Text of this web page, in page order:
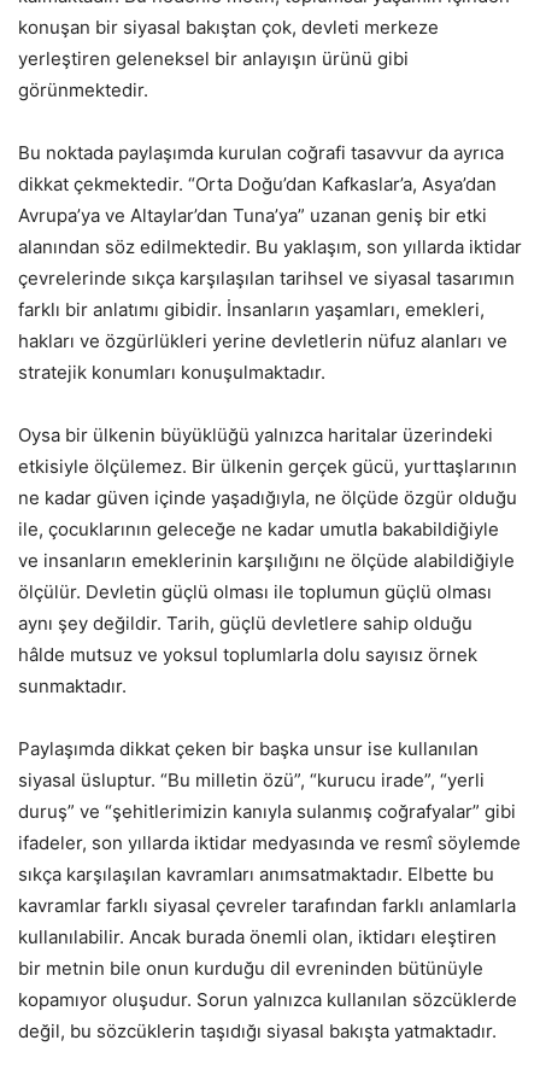
konuşan bir siyasal bakıştan çok, devleti merkeze
yerleştiren geleneksel bir anlayışın ürünü gibi
görünmektedir.
Bu noktada paylaşımda kurulan coğrafi tasavvur da ayrıca
dikkat çekmektedir. “Orta Doğu’dan Kafkaslar’a, Asya’dan
Avrupa’ya ve Altaylar’dan Tuna’ya” uzanan geniş bir etki
alanından söz edilmektedir. Bu yaklaşım, son yıllarda iktidar
çevrelerinde sıkça karşılaşılan tarihsel ve siyasal tasarımın
farklı bir anlatımı gibidir. İnsanların yaşamları, emekleri,
hakları ve özgürlükleri yerine devletlerin nüfuz alanları ve
stratejik konumları konuşulmaktadır.
Oysa bir ülkenin büyüklüğü yalnızca haritalar üzerindeki
etkisiyle ölçülemez. Bir ülkenin gerçek gücü, yurttaşlarının
ne kadar güven içinde yaşadığıyla, ne ölçüde özgür olduğu
ile, çocuklarının geleceğe ne kadar umutla bakabildiğiyle
ve insanların emeklerinin karşılığını ne ölçüde alabildiğiyle
ölçülür. Devletin güçlü olması ile toplumun güçlü olması
aynı şey değildir. Tarih, güçlü devletlere sahip olduğu
hâlde mutsuz ve yoksul toplumlarla dolu sayısız örnek
sunmaktadır.
Paylaşımda dikkat çeken bir başka unsur ise kullanılan
siyasal üsluptur. “Bu milletin özü”, “kurucu irade”, “yerli
duruş” ve “şehitlerimizin kanıyla sulanmış coğrafyalar” gibi
ifadeler, son yıllarda iktidar medyasında ve resmî söylemde
sıkça karşılaşılan kavramları anımsatmaktadır. Elbette bu
kavramlar farklı siyasal çevreler tarafından farklı anlamlarla
kullanılabilir. Ancak burada önemli olan, iktidarı eleştiren
bir metnin bile onun kurduğu dil evreninden bütünüyle
kopamıyor oluşudur. Sorun yalnızca kullanılan sözcüklerde
değil, bu sözcüklerin taşıdığı siyasal bakışta yatmaktadır.